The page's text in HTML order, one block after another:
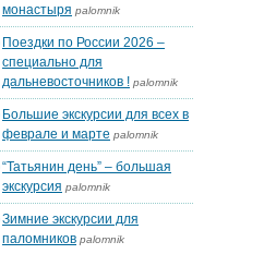
монастыря palomnik
Поездки по России 2026 –
специально для
дальневосточников ! palomnik
Большие экскурсии для всех в
феврале и марте palomnik
“Татьянин день” – большая
экскурсия palomnik
Зимние экскурсии для
паломников palomnik